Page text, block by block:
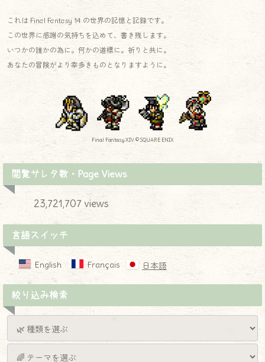
これは Final Fantasy 14 の世界の記憶と記録です。
この世界に感謝の気持ちを込めて、書き残します。
いつかの誰かの為に。何かの道標に。祈りと共に。
あなたの冒険がより幸多きものとなりますように。
Final Fantasy XIV © SQUARE ENIX
閲覧サレタ数・Page Views
23,721,707 views
言語スイッチ
English Français 日本語
絞り込み検索